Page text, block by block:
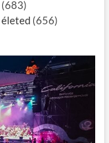
(683)
(656)